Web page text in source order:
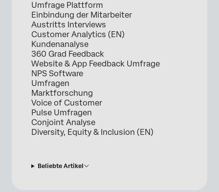
Umfrage Plattform
Einbindung der Mitarbeiter
Austritts Interviews
Customer Analytics (EN)
Kundenanalyse
360 Grad Feedback
Website & App Feedback Umfrage
NPS Software
Umfragen
Marktforschung
Voice of Customer
Pulse Umfragen
Conjoint Analyse
Diversity, Equity & Inclusion (EN)
Beliebte Artikel